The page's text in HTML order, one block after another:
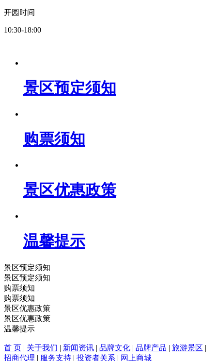
开园时间
10:30-18:00
景区预定须知
购票须知
景区优惠政策
温馨提示
景区预定须知
景区预定须知
购票须知
购票须知
景区优惠政策
景区优惠政策
温馨提示
首 页 | 关于我们 | 新闻资讯 | 品牌文化 | 品牌产品 | 旅游景区 |
招商代理 | 服务支持 | 投资者关系 | 网上商城